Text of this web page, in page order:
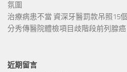
氛圍
治療病患不當 資深牙醫罰款吊照15
分秀傳醫院體檢項目歧階段前列腺
近期留言